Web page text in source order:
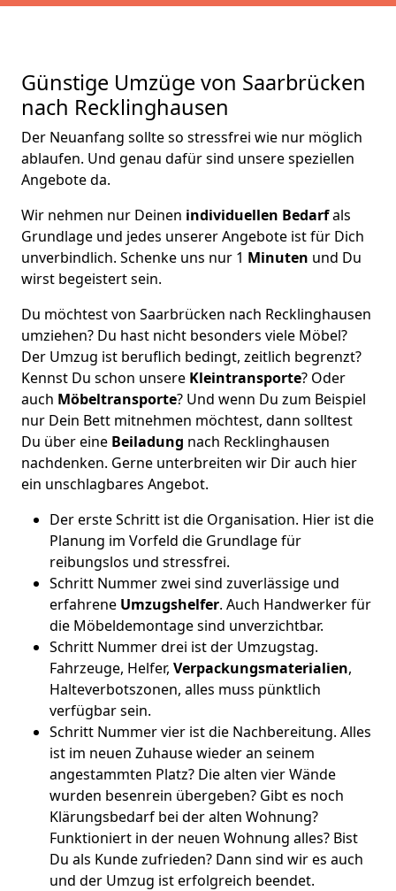
Günstige Umzüge von Saarbrücken
nach Recklinghausen
Der Neuanfang sollte so stressfrei wie nur möglich
ablaufen. Und genau dafür sind unsere speziellen
Angebote da.
Wir nehmen nur Deinen individuellen Bedarfals
Grundlage und jedes unserer Angebote ist für Dich
unverbindlich. Schenke uns nur 1 Minuten und Du
wirst begeistert sein.
Du möchtest von Saarbrücken nach Recklinghausen
umziehen? Du hast nicht besonders viele Möbel?
Der Umzug ist beruflich bedingt, zeitlich begrenzt?
Kennst Du schon unsere Kleintransporte? Oder
auch Möbeltransporte? Und wenn Du zum Beispiel
nur Dein Bett mitnehmen möchtest, dann solltest
Du über eine Beiladung nach Recklinghausen
nachdenken. Gerne unterbreiten wir Dir auch hier
ein unschlagbares Angebot.
Der erste Schritt ist die Organisation. Hier ist die
Planung im Vorfeld die Grundlage für
reibungslos und stressfrei.
Schritt Nummer zwei sind zuverlässige und
erfahrene Umzugshelfer. Auch Handwerker für
die Möbeldemontage sind unverzichtbar.
Schritt Nummer drei ist der Umzugstag.
Fahrzeuge, Helfer, Verpackungsmaterialien,
Halteverbotszonen, alles muss pünktlich
verfügbar sein.
Schritt Nummer vier ist die Nachbereitung. Alles
ist im neuen Zuhause wieder an seinem
angestammten Platz? Die alten vier Wände
wurden besenrein übergeben? Gibt es noch
Klärungsbedarf bei der alten Wohnung?
Funktioniert in der neuen Wohnung alles? Bist
Du als Kunde zufrieden? Dann sind wir es auch
und der Umzug ist erfolgreich beendet.